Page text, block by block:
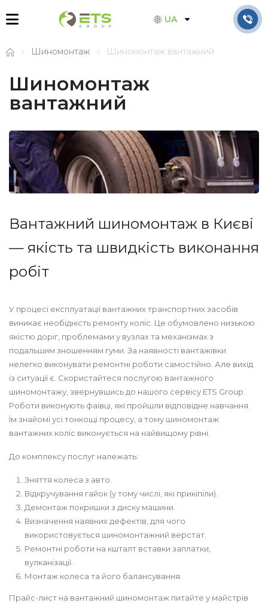
UA
Шиномонтаж Шиномонтаж вантажний
Шиномонтаж
вантажний
Вантажний шиномонтаж в Києві
— якість та швидкість виконання
робіт
У процесі експлуатації вантажних транспортних засобів
виникає необідність ремонту коліс. Це обумовлено низькою
якістю доріг, проблемами у вузлах та механізмах з
подальшим зношенням гуми. За наявності вантажівки
нелегко виконувати ремонтні роботи самостійно. Але вихід
із ситуації є. Скористайтеся послугою вантажного
шиномонтажу, звернувшись до нашого сервісу ETS Group.
Роботи виконують фаівці, які пройшли відповідне навчання.
Їм знайомі усі тонкощі процесу, а тому шиномонтаж
вантажних коліс виконується на найвищому рівні.
До комплексу послуг належать:
Зняття колеса з авто.
Відкручування гайок (у тому числі, які прикіпіли).
Демонтаж покришки з диску машини.
Визначення наявних дефектів, для чого
використовується шиномонтажний верстат.
Ремонтні роботи на кшталт вставки заплатки,
вулканізації.
Монтаж колеса та його балансування.
Прайс-лист на вантажний шиномонтаж питайте у майстрів